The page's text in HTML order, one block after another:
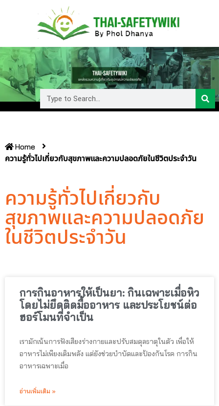
Home
ความรู้ทั่วไปเกี่ยวกับสุขภาพและความปลอดภัยในชีวิตประจำวัน
ความรู้ทั่วไปเกี่ยวกับ
สุขภาพและความปลอดภัย
ในชีวิตประจำวัน
การกินอาหารให้เป็นยา: กินเฉพาะเมื่อหิว
โดยไม่ยึดติดมื้ออาหาร และประโยชน์ต่อ
ฮอร์โมนที่จำเป็น
เรามักเน้นการฟังเสียงร่างกายและปรับสมดุลธาตุในตัว เพื่อให้
อาหารไม่เพียงเติมพลัง แต่ยังช่วยบำบัดและป้องกันโรค การกิน
อาหารเฉพาะเมื่อ
อ่านเพิ่มเติม »